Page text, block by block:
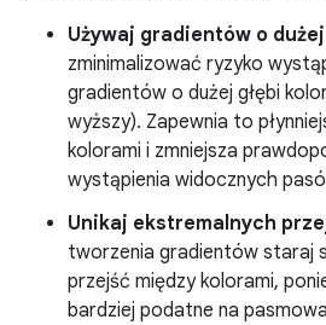
Używaj gradientów o
zminimalizować ryzyko
gradientów o dużej głębi
wyższy). Zapewnia to
kolorami i zmniejsza
wystąpienia widocznych
Unikaj ekstremalnych
tworzenia gradientów staraj
przejść między kolorami,
bardziej podatne na